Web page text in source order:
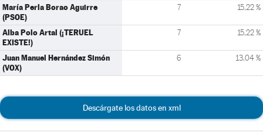
María Perla Borao Aguirre
(PSOE)
7 15,22 %
Alba Polo Artal (¡TERUEL
EXISTE!)
7 15,22 %
Juan Manuel Hernández Simón
(VOX)
6 13,04 %
Descárgate los datos en xml